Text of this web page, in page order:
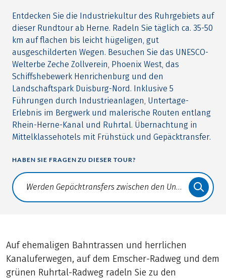
Entdecken Sie die Industriekultur des Ruhrgebiets auf
dieser Rundtour ab Herne. Radeln Sie täglich ca. 35-50
km auf flachen bis leicht hügeligen, gut
ausgeschilderten Wegen. Besuchen Sie das UNESCO-
Welterbe Zeche Zollverein, Phoenix West, das
Schiffshebewerk Henrichenburg und den
Landschaftspark Duisburg-Nord. Inklusive 5
Führungen durch Industrieanlagen, Untertage-
Erlebnis im Bergwerk und malerische Routen entlang
Rhein-Herne-Kanal und Ruhrtal. Übernachtung in
Mittelklassehotels mit Frühstück und Gepäcktransfer.
HABEN SIE FRAGEN ZU DIESER TOUR?
Translate: a11y.faq.search
Auf ehemaligen Bahntrassen und herrlichen
Kanaluferwegen, auf dem Emscher-Radweg und dem
grünen Ruhrtal-Radweg radeln Sie zu den